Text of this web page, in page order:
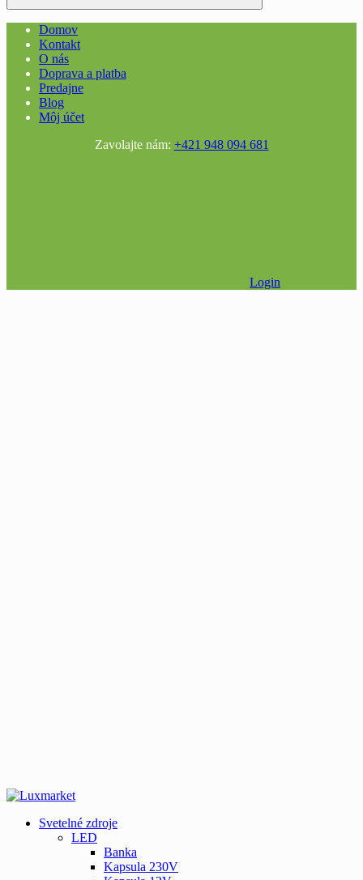
Domov
Kontakt
O nás
Doprava a platba
Predajne
Blog
Môj účet
Zavolajte nám: +421 948 094 681
Login
Svetelné zdroje
LED
Banka
Kapsula 230V